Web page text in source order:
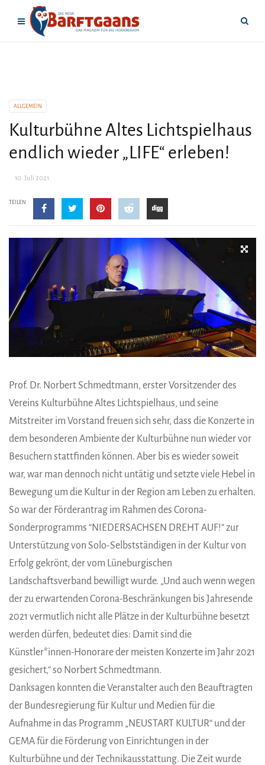
ALLGEMEIN
Kulturbühne Altes Lichtspielhaus
endlich wieder „LIFE“ erleben!
10. Juli 2021
TEILEN
Prof. Dr. Norbert Schmedtmann, erster Vorsitzender des
Vereins Kulturbühne Altes Lichtspielhaus, und seine
Mitstreiter im Vorstand freuen sich sehr, dass die Konzerte in
dem besonderen Ambiente der Kulturbühne nun wieder vor
Besuchern stattfinden können. Aber bis es wieder soweit
war, war man dennoch nicht untätig und setzte viele Hebel in
Bewegung um die Kultur in der Region am Leben zu erhalten.
So war der Förderantrag im Rahmen des Corona-
Sonderprogramms “NIEDERSACHSEN DREHT AUF!” zur
Unterstützung von Solo-Selbstständigen in der Kultur von
Erfolg gekrönt, der vom Lüneburgischen
Landschaftsverband bewilligt wurde. „Und auch wenn wegen
der zu erwartenden Corona-Beschränkungen bis Jahresende
2021 vermutlich nicht alle Plätze in der Kulturbühne besetzt
werden dürfen, bedeutet dies: Damit sind die
Künstler*innen-Honorare der meisten Konzerte im Jahr 2021
gesichert,“ so Norbert Schmedtmann.
Danksagen konnten die Veranstalter auch den Beauftragten
der Bundesregierung für Kultur und Medien für die
Aufnahme in das Programm „NEUSTART KULTUR“ und der
GEMA für die Förderung von Einrichtungen in der
Kulturbühne und der Technikausstattung. Die Zeit wurde